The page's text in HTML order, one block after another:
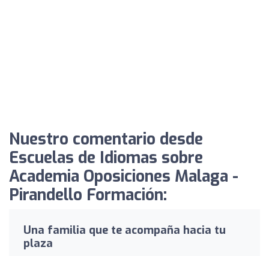
Nuestro comentario desde
Escuelas de Idiomas sobre
Academia Oposiciones Malaga -
Pirandello Formación:
Una familia que te acompaña hacia tu
plaza